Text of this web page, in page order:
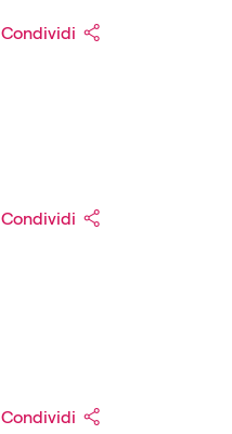
Condividi
Condividi
Condividi